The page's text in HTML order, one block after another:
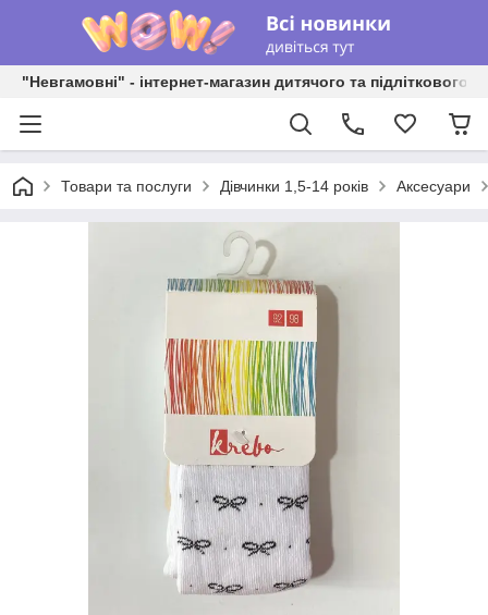
"Невгамовні" - інтернет-магазин дитячого та підліткового
Товари та послуги Дівчинки 1,5-14 років Аксесуари